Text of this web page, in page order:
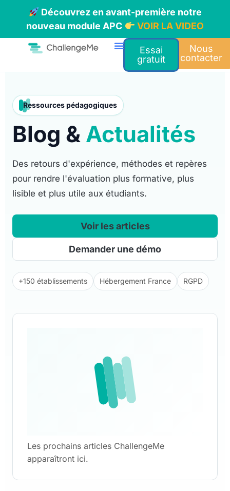
Découvrez en avant-première notre
nouveau module APC
VOIR LA VIDEO
Nous
contacter
Essai
gratuit
Ressources pédagogiques
Blog & Actualités
Des retours d'expérience, méthodes et repères
pour rendre l'évaluation plus formative, plus
lisible et plus utile aux étudiants.
Voir les articles
Demander une démo
+150 établissements Hébergement France RGPD
Les prochains articles ChallengeMe
apparaîtront ici.